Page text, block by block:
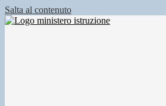
Salta al contenuto